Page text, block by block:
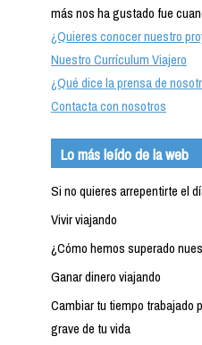
más nos ha gustado fue
¿Quieres conocer nuestro
Nuestro Currículum Viajero
¿Qué dice la prensa de
Contacta con nosotros
Lo más leído de la web
Si no quieres arrepentirte el
Vivir viajando
¿Cómo hemos superado
Ganar dinero viajando
Cambiar tu tiempo trabajado
grave de tu vida